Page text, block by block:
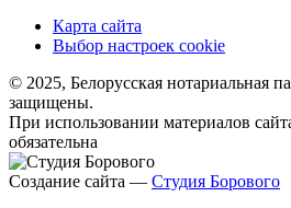
Карта сайта
Выбор настроек cookie
© 2025, Белорусская нотариальная
защищены.
При использовании материалов
обязательна
Создание сайта — Студия Борового